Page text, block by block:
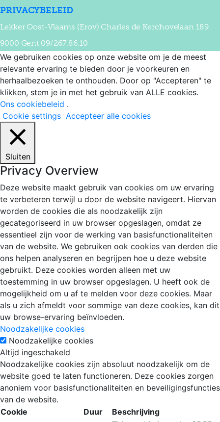
PRIVACYBELEID
Lekker Oost-Vlaams (Erov) Charles de Kerchovelaan 189
9000 Gent 09/267.86.10
We gebruiken cookies op onze website om je de meest
relevante ervaring te bieden door je voorkeuren en
herhaalbezoeken te onthouden. Door op "Accepteren" te
klikken, stem je in met het gebruik van ALLE cookies.
Ons cookiebeleid .
Cookie settings Accepteer alle cookies
Sluiten
Privacy Overview
Deze website maakt gebruik van cookies om uw ervaring
te verbeteren terwijl u door de website navigeert. Hiervan
worden de cookies die als noodzakelijk zijn
gecategoriseerd in uw browser opgeslagen, omdat ze
essentieel zijn voor de werking van basisfunctionaliteiten
van de website. We gebruiken ook cookies van derden die
ons helpen analyseren en begrijpen hoe u deze website
gebruikt. Deze cookies worden alleen met uw
toestemming in uw browser opgeslagen. U heeft ook de
mogelijkheid om u af te melden voor deze cookies. Maar
als u zich afmeldt voor sommige van deze cookies, kan dit
uw browse-ervaring beïnvloeden.
Noodzakelijke cookies
Noodzakelijke cookies
Altijd ingeschakeld
Noodzakelijke cookies zijn absoluut noodzakelijk om de
website goed te laten functioneren. Deze cookies zorgen
anoniem voor basisfunctionaliteiten en beveiligingsfuncties
van de website.
Cookie
Duur
Beschrijving